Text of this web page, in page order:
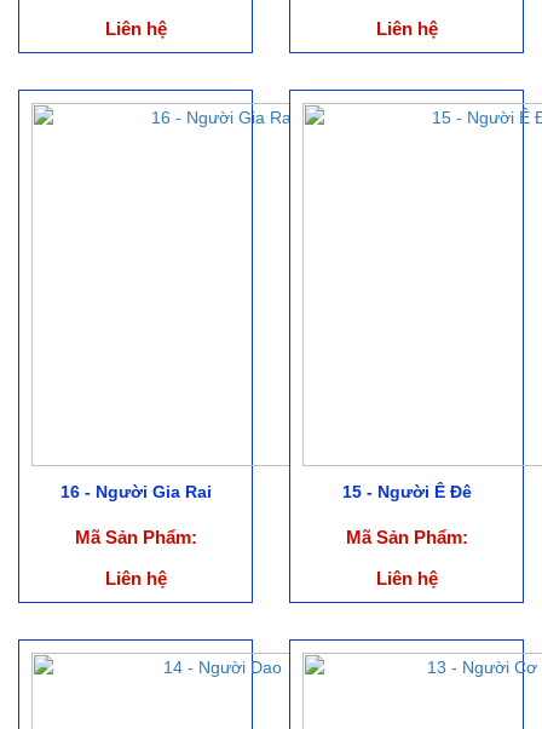
Liên hệ
Liên hệ
16 - Người Gia Rai
Mã Sản Phẩm:
Liên hệ
15 - Người Ê Đê
Mã Sản Phẩm:
Liên hệ